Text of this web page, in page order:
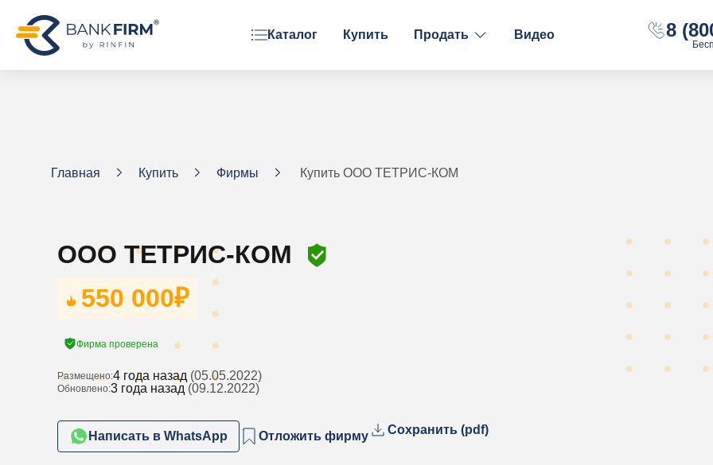
Каталог Купить Продать
ЗАО
С расчётным счётом
Видео 8
Главная Купить Фирмы Купить ООО ТЕТРИС-КОМ
ООО ТЕТРИС-КОМ
550 000₽
Фирма проверена
Размещено:4 года назад (05.05.2022)
Обновлено:3 года назад (09.12.2022)
Написать в WhatsApp Отложить фирму Сохранить (pdf)